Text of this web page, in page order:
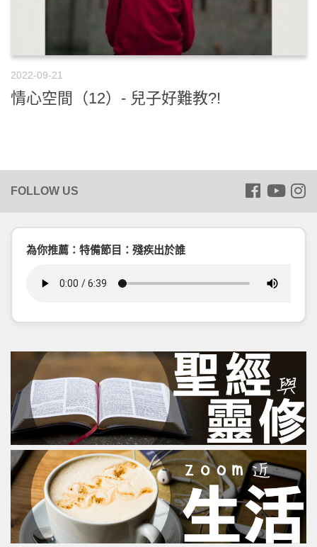
2022-09-21
情心空間（12）- 兒子好難教?!
為你推薦：特備節目：殘疾出於誰